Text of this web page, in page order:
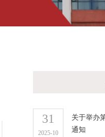
31
2025-10
关于举办
通知